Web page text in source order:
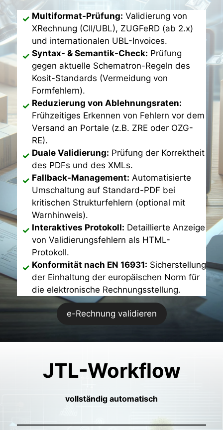
Multiformat-Prüfung: Validierung von
XRechnung (CII/UBL), ZUGFeRD (ab 2.x)
und internationalen UBL-Invoices.
Syntax- & Semantik-Check: Prüfung
gegen aktuelle Schematron-Regeln des
Kosit-Standards (Vermeidung von
Formfehlern).
Reduzierung von Ablehnungsraten:
Frühzeitiges Erkennen von Fehlern vor dem
Versand an Portale (z.B. ZRE oder OZG-
RE).
Duale Validierung: Prüfung der Korrektheit
des PDFs und des XMLs.
Fallback-Management: Automatisierte
Umschaltung auf Standard-PDF bei
kritischen Strukturfehlern (optional mit
Warnhinweis).
Interaktives Protokoll: Detaillierte Anzeige
von Validierungsfehlern als HTML-
Protokoll.
Konformität nach EN 16931: Sicherstellung
der Einhaltung der europäischen Norm für
die elektronische Rechnungsstellung.
e-Rechnung validieren
JTL-Workflow
vollständig automatisch